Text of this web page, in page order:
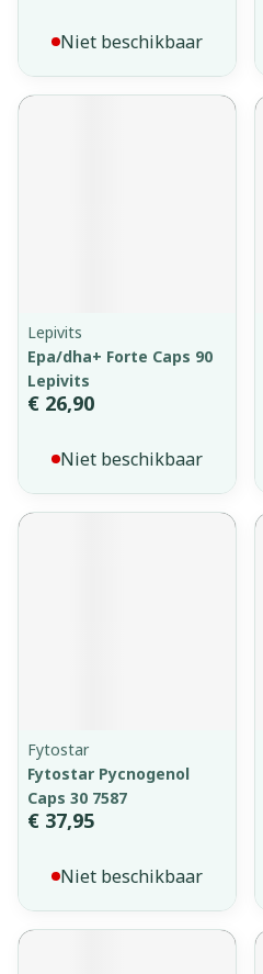
Niet beschikbaar
Lepivits
Epa/dha+ Forte Caps 90
Lepivits
€ 26,90
Niet beschikbaar
Fytostar
Fytostar Pycnogenol
Caps 30 7587
€ 37,95
Niet beschikbaar